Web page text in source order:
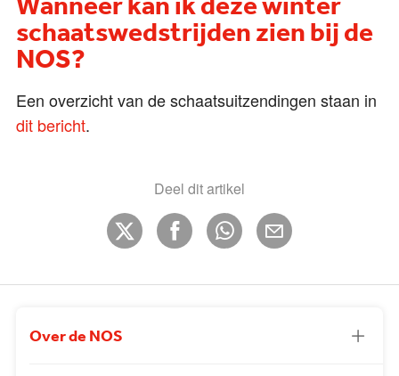
schaatswedstrijden zien bij de
NOS?
Een overzicht van de schaatsuitzendingen staan in
dit bericht.
Deel dit artikel
Over de NOS